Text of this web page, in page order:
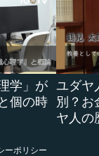
学」が
個の時
ユダヤ
別？
ヤ人の
ーポリシー